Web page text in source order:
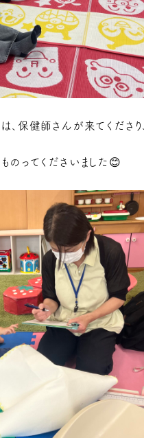
保健師さんが来てくださり、
のってくださいました😊